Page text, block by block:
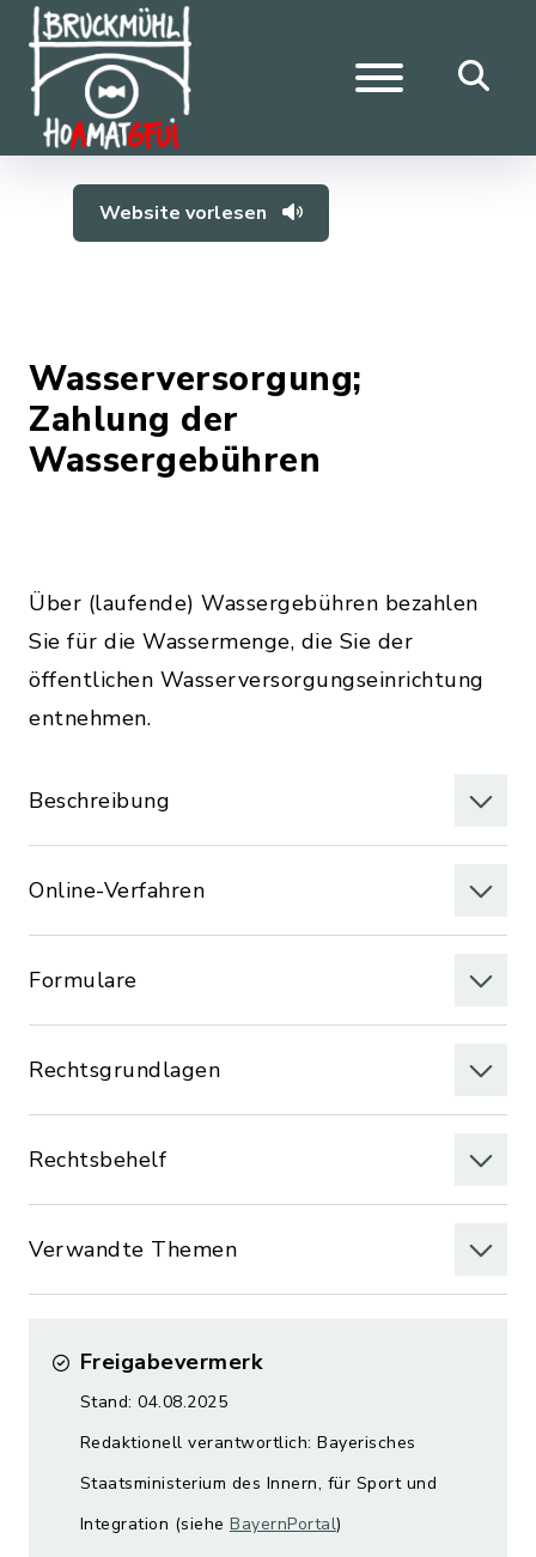
Website vorlesen
Wasserversorgung;
Zahlung der
Wassergebühren
Über (laufende) Wassergebühren bezahlen
Sie für die Wassermenge, die Sie der
öffentlichen Wasserversorgungseinrichtung
entnehmen.
Beschreibung
Online-Verfahren
Formulare
Rechtsgrundlagen
Rechtsbehelf
Verwandte Themen
Freigabevermerk
Stand: 04.08.2025
Redaktionell verantwortlich: Bayerisches
Staatsministerium des Innern, für Sport und
Integration (siehe BayernPortal)